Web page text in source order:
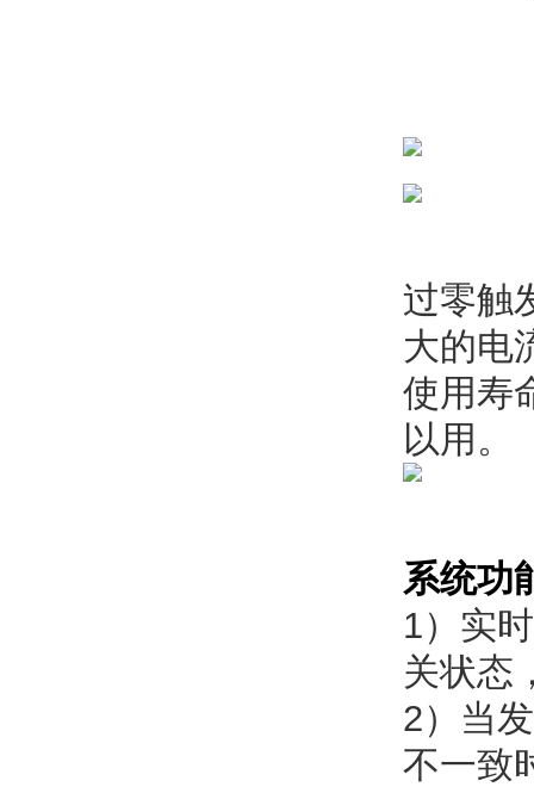
过零触
大的电
使用寿
以用。
系统功
1）实
关状态
2）当
不一致